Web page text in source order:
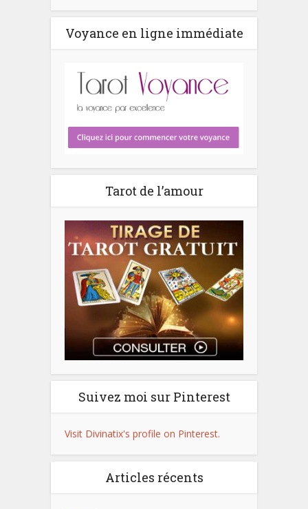
Voyance en ligne immédiate
Tarot de l’amour
Suivez moi sur Pinterest
Visit Divinatix's profile on Pinterest.
Articles récents